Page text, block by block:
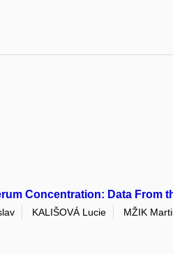
Concentration: Data From
KALIŠOVÁ Lucie MŽIK